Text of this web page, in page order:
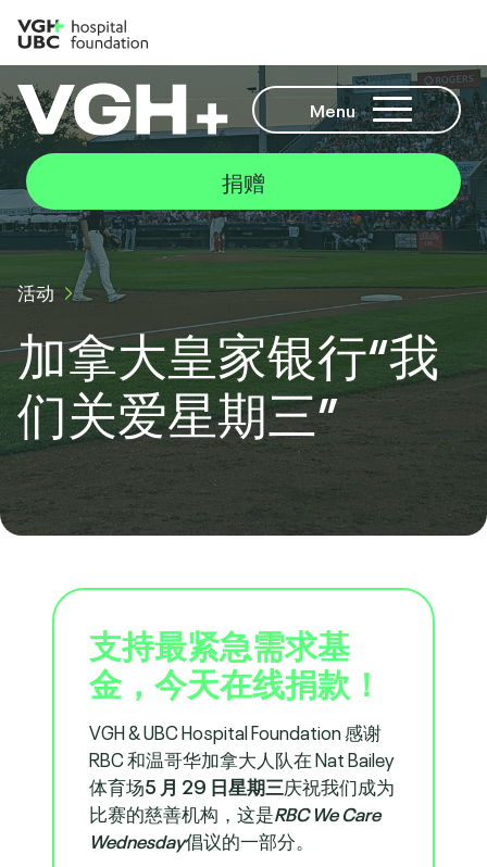
Menu
捐赠
活动
加拿大皇家银行“我
们关爱星期三”
支持最紧急需求基
金，今天在线捐款！
VGH & UBC Hospital Foundation 感谢
RBC 和温哥华加拿大人队在 Nat Bailey
体育场5 月 29 日星期三庆祝我们成为
比赛的慈善机构，这是RBC We Care
Wednesday倡议的一部分。